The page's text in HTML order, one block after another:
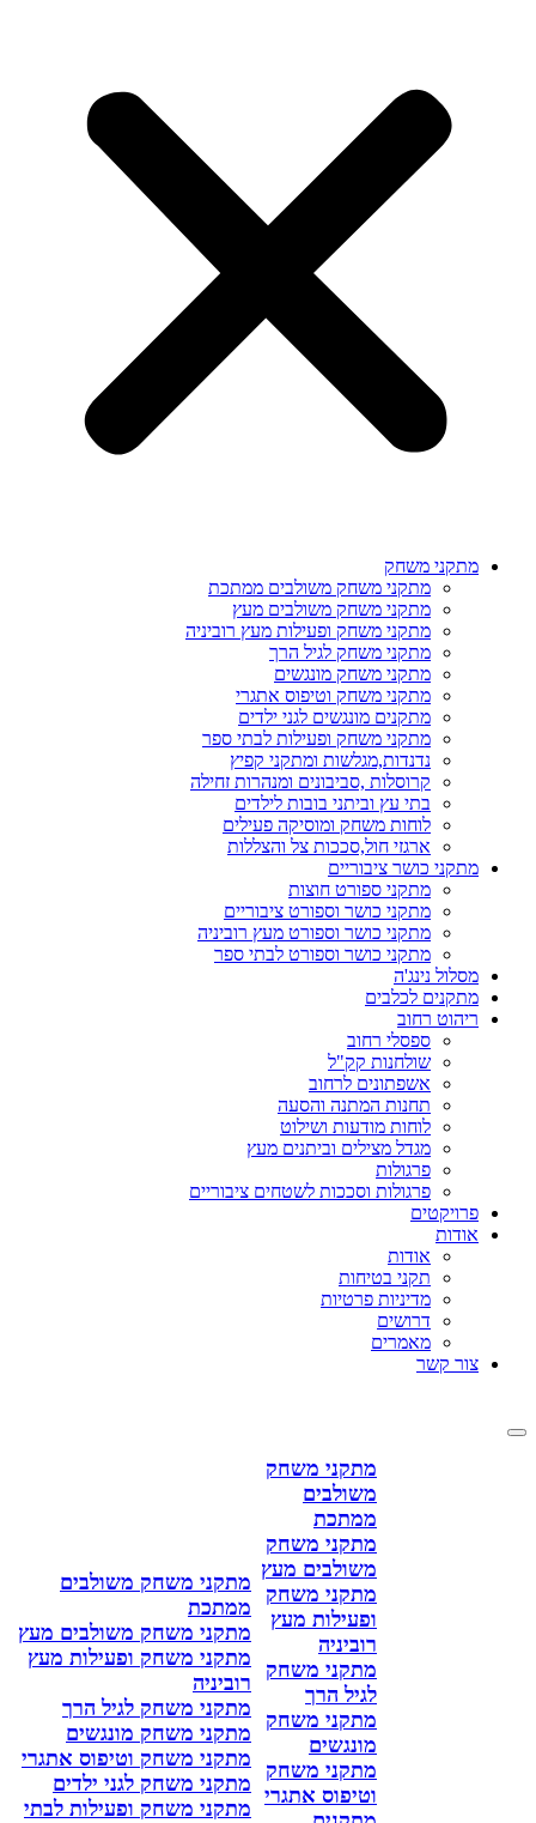
מתקני משחק
מתקני משחק משולבים ממתכת
מתקני משחק משולבים מעץ
מתקני משחק ופעילות מעץ רוביניה
מתקני משחק לגיל הרך
מתקני משחק מונגשים
מתקני משחק וטיפוס אתגרי
מתקנים מונגשים לגני ילדים
מתקני משחק ופעילות לבתי ספר
נדנדות,מגלשות ומתקני קפיץ
קרוסלות ,סביבונים ומנהרות זחילה
בתי עץ וביתני בובות לילדים
לוחות משחק ומוסיקה פעילים
ארגזי חול,סככות צל והצללות
מתקני כושר ציבוריים
מתקני ספורט חוצות
מתקני כושר וספורט ציבוריים
מתקני כושר וספורט מעץ רוביניה
מתקני כושר וספורט לבתי ספר
מסלול נינג'ה
מתקנים לכלבים
ריהוט רחוב
ספסלי רחוב
שולחנות קק"ל
אשפתונים לרחוב
תחנות המתנה והסעה
לוחות מודעות ושילוט
מגדל מצילים וביתנים מעץ
פרגולות
פרגולות וסככות לשטחים ציבוריים
פרויקטים
אודות
אודות
תקני בטיחות
מדיניות פרטיות
דרושים
מאמרים
צור קשר
מתקני משחק
משולבים
ממתכת
מתקני משחק
משולבים מעץ
מתקני משחק
ופעילות מעץ
רוביניה
מתקני משחק
לגיל הרך
מתקני משחק
מונגשים
מתקני משחק
וטיפוס אתגרי
מתקני משחק משולבים
ממתכת
מתקני משחק משולבים מעץ
מתקני משחק ופעילות מעץ
רוביניה
מתקני משחק לגיל הרך
מתקני משחק מונגשים
מתקני משחק וטיפוס אתגרי
מתקני משחק לגני ילדים
מתקני משחק ופעילות לבתי